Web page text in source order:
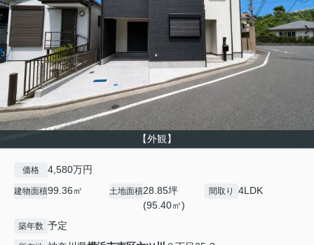
【外観】
価格 4,580万円
建物面積99.36㎡ 土地面積28.85坪
(95.40㎡)
間取り 4LDK
築年数 予定